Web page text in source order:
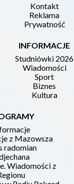
Kontakt
Reklama
Prywatność
INFORMACJE
Studniówki 2026
Wiadomości
Sport
Biznes
Kultura
z Mazowsza
radomian
Wiadomości z